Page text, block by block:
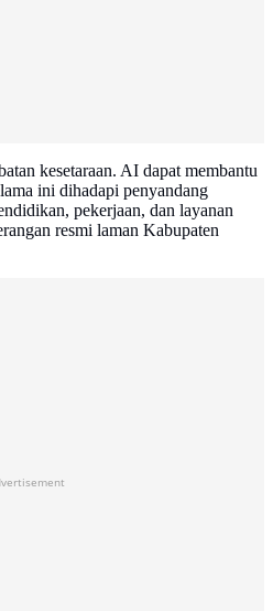
kesetaraan. AI dapat membantu
ini dihadapi penyandang
pekerjaan, dan layanan
resmi laman Kabupaten